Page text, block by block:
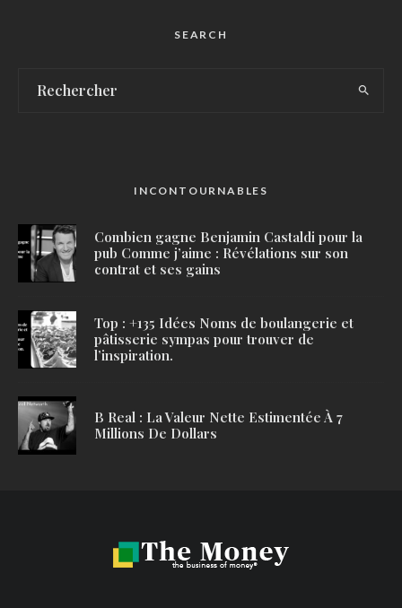
SEARCH
INCONTOURNABLES
Combien gagne Benjamin Castaldi pour la
pub Comme j’aime : Révélations sur son
contrat et ses gains
Top : +135 Idées Noms de boulangerie et
pâtisserie sympas pour trouver de
l’inspiration.
B Real : La Valeur Nette Estimentée À 7
Millions De Dollars